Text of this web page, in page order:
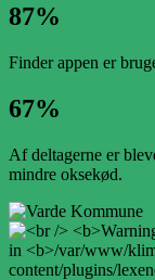
87%
Finder appen er
67%
Af deltagerne er
mindre oksekød.